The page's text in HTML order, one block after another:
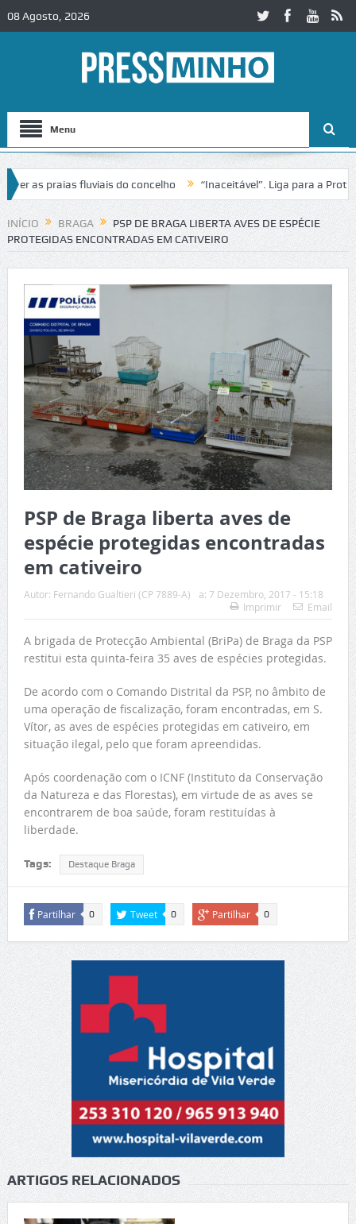
08 Agosto, 2026
Menu
praias fluviais do concelho “Inaceitável”. Liga para a Proteção
INÍCIO BRAGA
PSP DE BRAGA LIBERTA AVES DE ESPÉCIE
PROTEGIDAS ENCONTRADAS EM CATIVEIRO
PSP de Braga liberta aves de
espécie protegidas encontradas
em cativeiro
Autor: Fernando Gualtieri (CP 7889-A) a: 7 Dezembro, 2017 - 15:18
Imprimir
Email
A brigada de Protecção Ambiental (BriPa) de Braga da PSP
restitui esta quinta-feira 35 aves de espécies protegidas.
De acordo com o Comando Distrital da PSP, no âmbito de
uma operação de fiscalização, foram encontradas, em S.
Vítor, as aves de espécies protegidas em cativeiro, em
situação ilegal, pelo que foram apreendidas.
Após coordenação com o ICNF (Instituto da Conservação
da Natureza e das Florestas), em virtude de as aves se
encontrarem de boa saúde, foram restituídas à
liberdade.
Tags: Destaque Braga
Partilhar 0 Tweet 0 Partilhar 0
ARTIGOS RELACIONADOS